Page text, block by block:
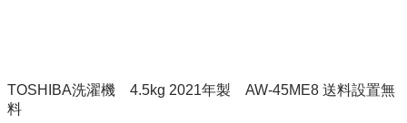
TOSHIBA洗濯機　4.5kg 2021年製　AW-45ME8 送料設置無
料